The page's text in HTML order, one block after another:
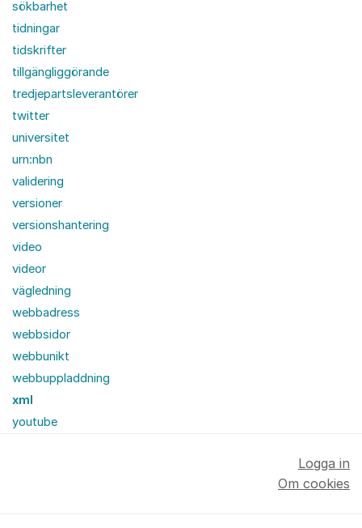
sökbarhet
tidningar
tidskrifter
tillgängliggörande
tredjepartsleverantörer
twitter
universitet
urn:nbn
validering
versioner
versionshantering
video
videor
vägledning
webbadress
webbsidor
webbunikt
webbuppladdning
xml
youtube
Logga in
Om cookies